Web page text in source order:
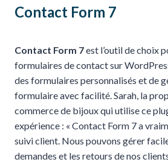
Contact Form 7
Contact Form 7est l’outil de choix
formulaires de contact sur
des formulaires personnalisés et de
formulaire avec facilité. Sarah, la
commerce de bijoux qui utilise ce
expérience : « Contact Form 7 a
suivi client. Nous pouvons gérer
demandes et les retours de nos